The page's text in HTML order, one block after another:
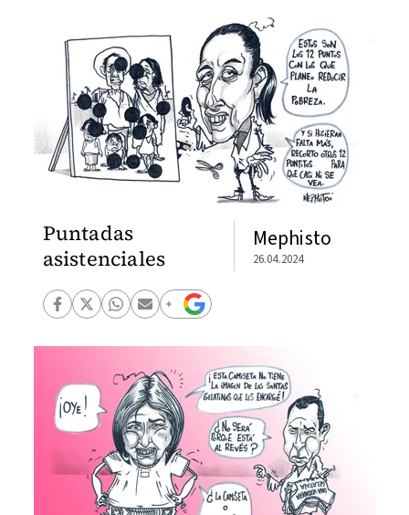
Puntadas
asistenciales
Mephisto
26.04.2024